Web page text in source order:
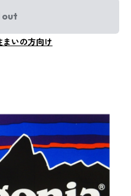
out
まいの方向け